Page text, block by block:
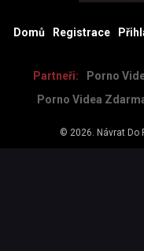
Domů Registrace
Partneři: Porno
Porno Videa
© 2026. Návrat Do